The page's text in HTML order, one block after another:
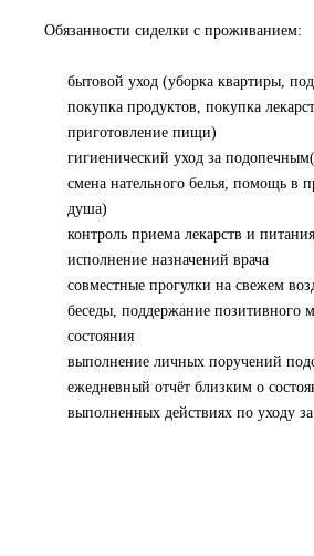
Обязанности сиделки с проживанием:
бытовой уход (уборка квартиры,
покупка продуктов, покупка
приготовление пищи)
гигиенический уход за
смена нательного белья, помощь в
душа)
контроль приема лекарств и
исполнение назначений врача
совместные прогулки на свежем
беседы, поддержание позитивного
состояния
выполнение личных поручений
ежедневный отчёт близким о
выполненных действиях по уходу